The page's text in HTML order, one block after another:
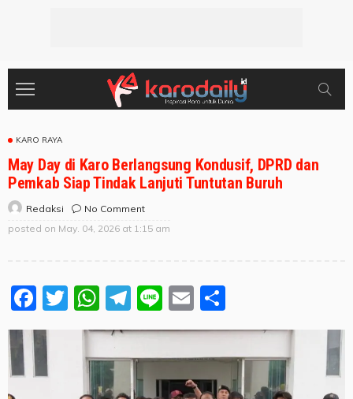
KARO RAYA
May Day di Karo Berlangsung Kondusif, DPRD dan
Pemkab Siap Tindak Lanjuti Tuntutan Buruh
Redaksi
No Comment
posted on May. 04, 2026 at 1:15 am
Facebook
Twitter
WhatsApp
Telegram
LineEmail